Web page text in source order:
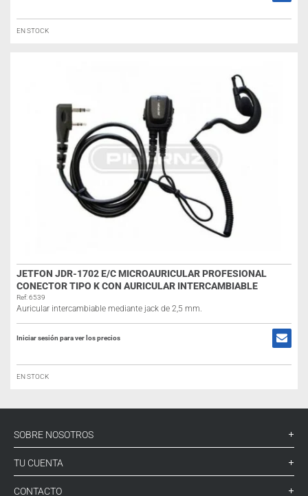
EN STOCK
JETFON JDR-1702 E/C MICROAURICULAR PROFESIONAL
CONECTOR TIPO K CON AURICULAR INTERCAMBIABLE
Ref: 6539
Auricular intercambiable mediante jack de 2,5 mm.
Iniciar sesión para ver los precios
EN STOCK
SOBRE NOSOTROS
TU CUENTA
CONTACTO